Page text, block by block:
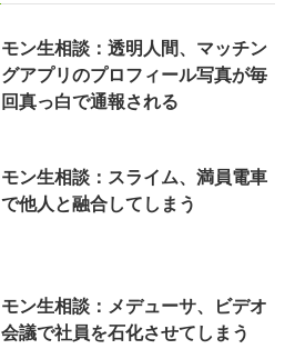
モン生相談：透明人間、マッチン
グアプリのプロフィール写真が毎
回真っ白で通報される
モン生相談：スライム、満員電車
で他人と融合してしまう
モン生相談：メデューサ、ビデオ
会議で社員を石化させてしまう